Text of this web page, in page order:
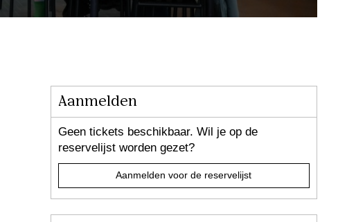
Aanmelden
Geen tickets beschikbaar. Wil je op de
reservelijst worden gezet?
Aanmelden voor de reservelijst